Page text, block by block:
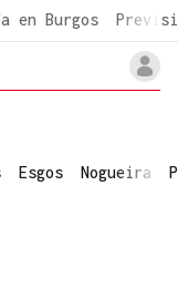
en Burgos
Esgos Nogueira